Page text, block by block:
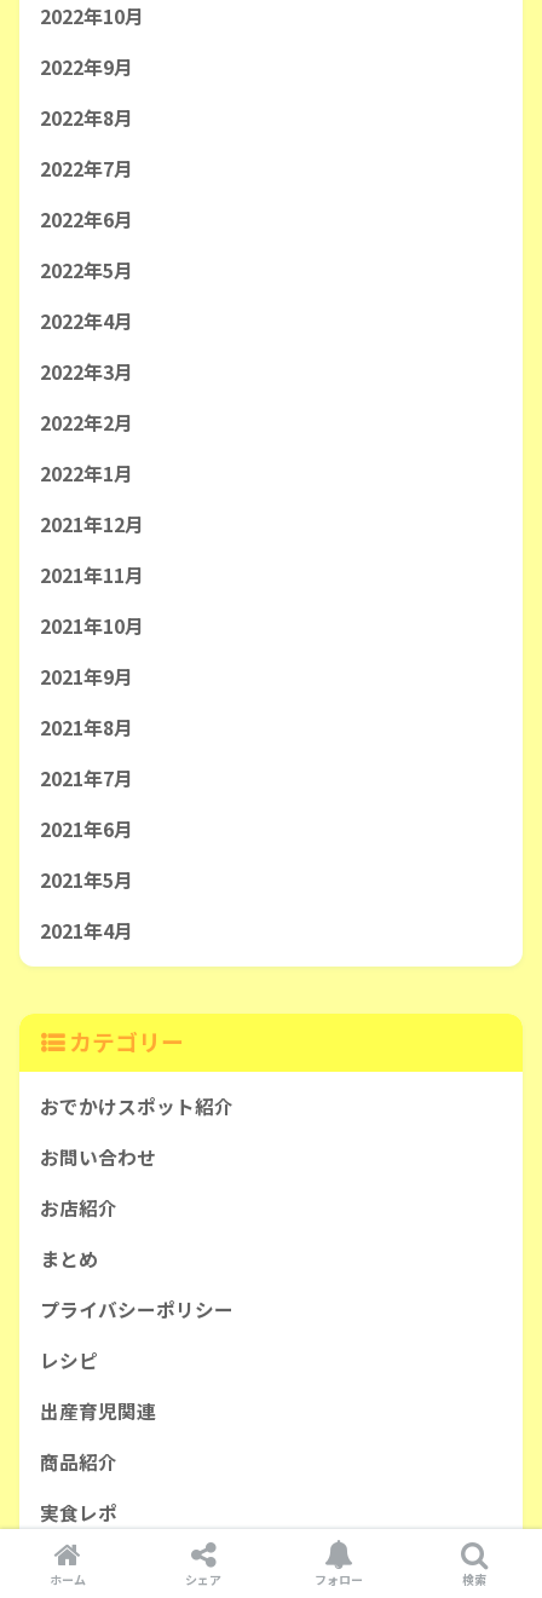
2022年10月
2022年9月
2022年8月
2022年7月
2022年6月
2022年5月
2022年4月
2022年3月
2022年2月
2022年1月
2021年12月
2021年11月
2021年10月
2021年9月
2021年8月
2021年7月
2021年6月
2021年5月
2021年4月
カテゴリー
おでかけスポット紹介
お問い合わせ
お店紹介
まとめ
プライバシーポリシー
レシピ
出産育児関連
商品紹介
実食レポ
宿紹介
ホーム シェア フォロー 検索